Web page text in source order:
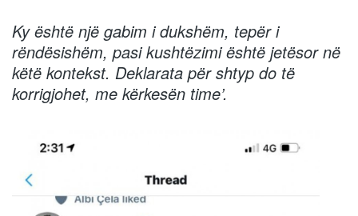
Ky është një gabim i dukshëm, tepër i
rëndësishëm, pasi kushtëzimi është jetësor në
këtë kontekst. Deklarata për shtyp do të
korrigjohet, me kërkesën time’.